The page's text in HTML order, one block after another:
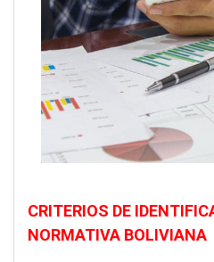
CRITERIOS DE
NORMATIVA BOLIVIANA